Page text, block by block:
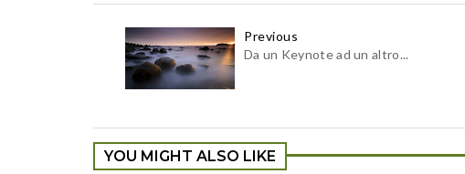
Previous
Da un Keynote ad un altro...
YOU MIGHT ALSO LIKE